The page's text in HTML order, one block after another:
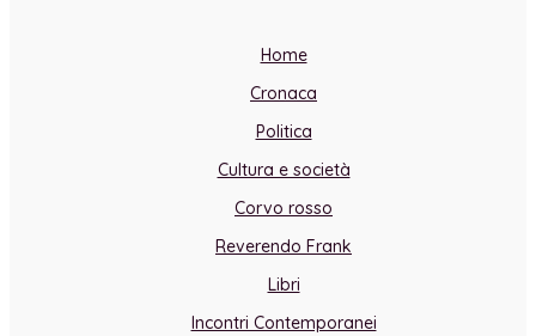
Home
Cronaca
Politica
Cultura e società
Corvo rosso
Reverendo Frank
Libri
Incontri Contemporanei